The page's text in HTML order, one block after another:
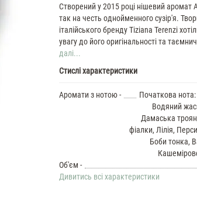
Andromeda
Духи
унісекс
масляні
7
Terenzi
35
37
ML
Створений у 2015 році нішевий аромат
так на честь однойменного сузір'я.
італійського бренду Tiziana Terenzi
увагу до його оригінальності та
далі...
Стислі характеристики
Аромати з нотою -
Початкова нота:
Водяний
Дамаська
фіалки, Лілія,
Боби тонка,
Об'єм -
Дивитись всі характеристики